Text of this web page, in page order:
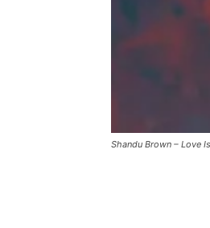
Shandu Brown – Love